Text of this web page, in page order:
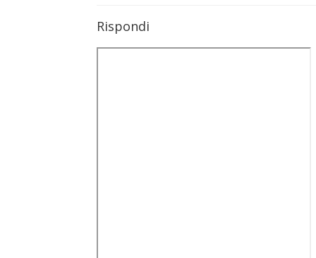
Rispondi